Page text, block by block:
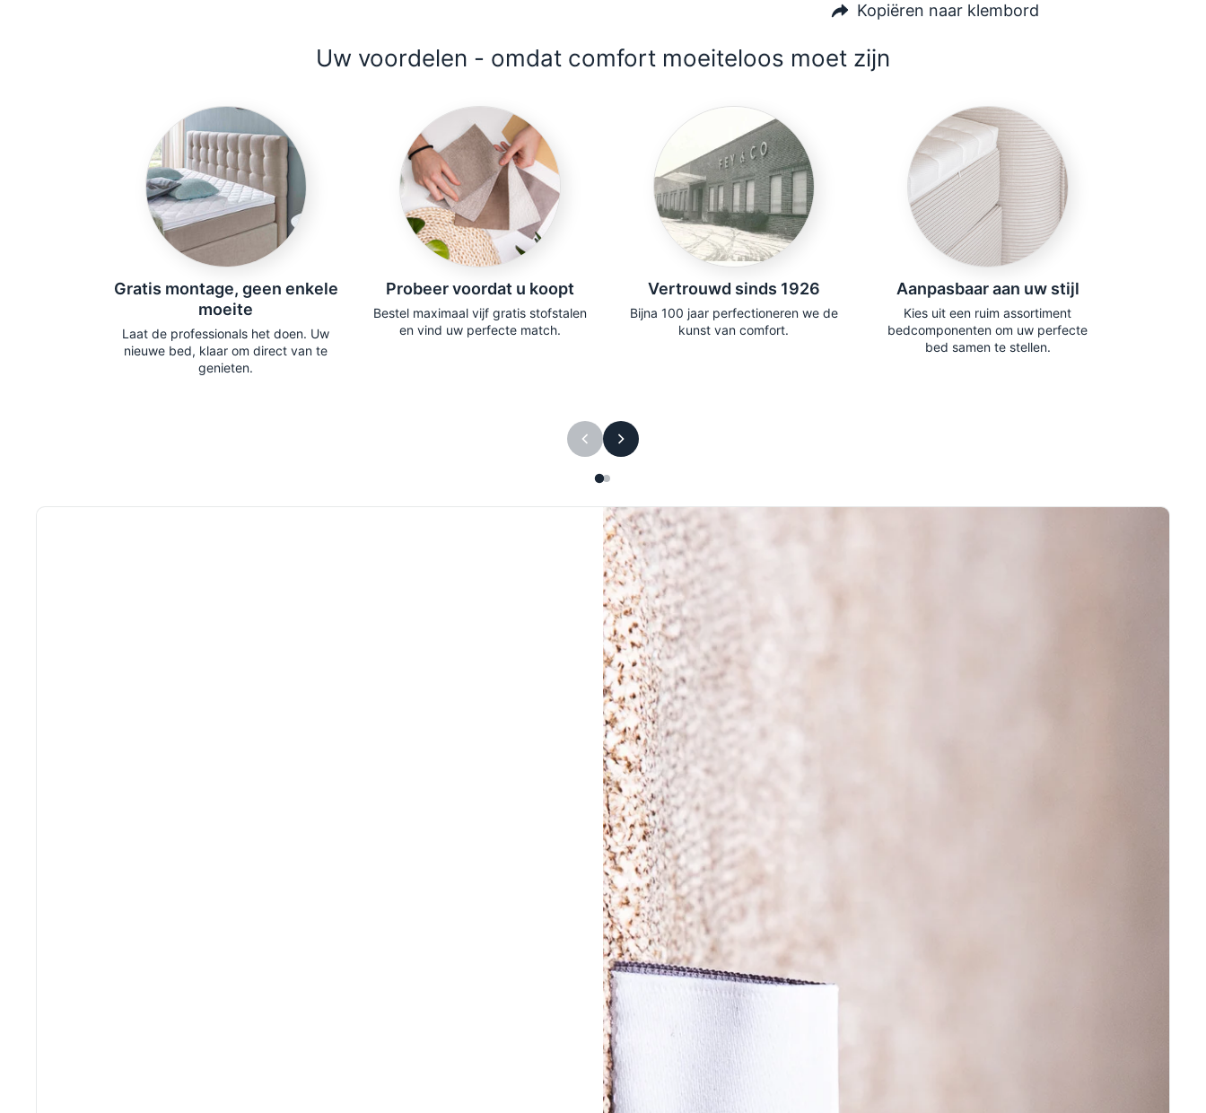
Kopiëren naar klembord
Uw voordelen - omdat comfort moeiteloos moet zijn
Gratis montage, geen enkele
moeite
Laat de professionals het doen. Uw
nieuwe bed, klaar om direct van te
genieten.
Probeer voordat u koopt
Bestel maximaal vijf gratis stofstalen
en vind uw perfecte match.
Vertrouwd sinds 1926
Bijna 100 jaar perfectioneren we de
kunst van comfort.
Aanpasbaar aan uw stijl
Kies uit een ruim assortiment
bedcomponenten om uw perfecte
bed samen te stellen.